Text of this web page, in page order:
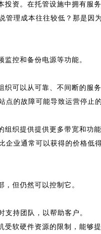
投资。在托管设施中拥有服
管理成本往往较低？那是因
控和备份电源等功能。
织可以从可靠、不间断的服
点的故障可能导致运营停止的
组织提供提供更多带宽和功
企业通常可以获得的价格低
但仍然可以控制它。
支持团队，以帮助客户。
受软硬件资源的限制，能够